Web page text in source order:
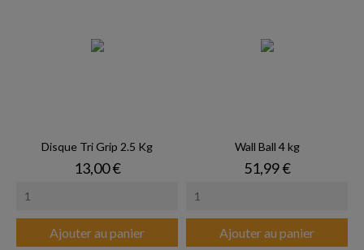
Disque Tri Grip 2.5 Kg
Prix
13,00 €
Ajouter au panier
Wall Ball 4 kg
Prix
51,99 €
Ajouter au panier